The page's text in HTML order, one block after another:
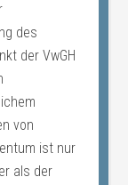
des
der VwGH
von
ist nur
als der